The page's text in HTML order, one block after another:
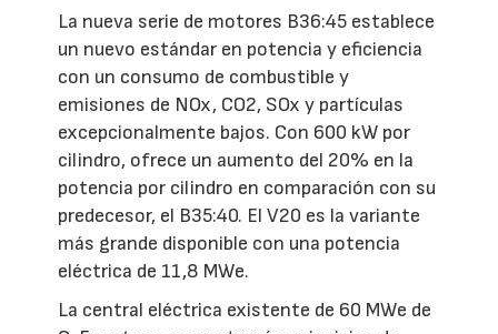
La nueva serie de motores B36:45 establece
un nuevo estándar en potencia y eficiencia
con un consumo de combustible y
emisiones de NOx, CO2, SOx y partículas
excepcionalmente bajos. Con 600 kW por
cilindro, ofrece un aumento del 20% en la
potencia por cilindro en comparación con su
predecesor, el B35:40. El V20 es la variante
más grande disponible con una potencia
eléctrica de 11,8 MWe.
La central eléctrica existente de 60 MWe de